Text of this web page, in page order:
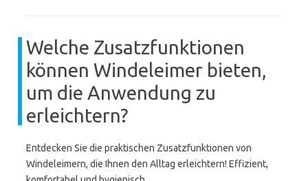
Welche Zusatzfunktionen
können Windeleimer bieten,
um die Anwendung zu
erleichtern?
Entdecken Sie die praktischen Zusatzfunktionen von
Windeleimern, die Ihnen den Alltag erleichtern! Effizient,